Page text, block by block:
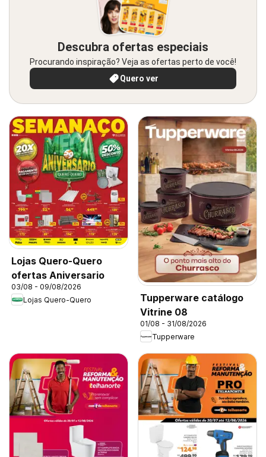
Descubra ofertas especiais
Procurando inspiração? Veja as ofertas perto de você!
Quero ver
Lojas Quero-Quero
ofertas Aniversario
03/08 - 09/08/2026
Lojas Quero-Quero
Tupperware catálogo
Vitrine 08
01/08 - 31/08/2026
Tupperware